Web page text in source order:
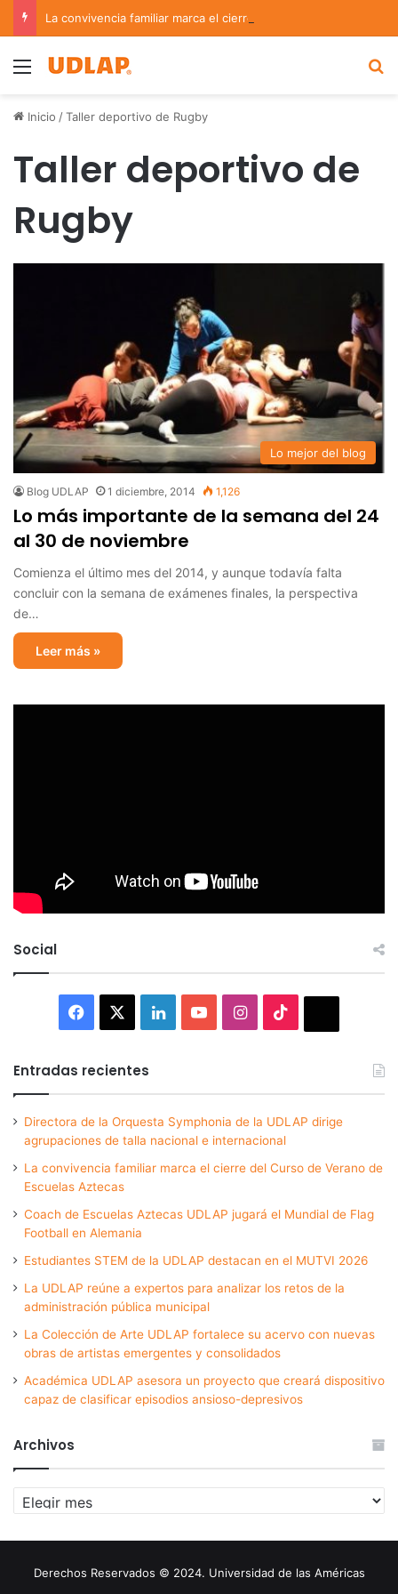
Menu
Inicio /Taller deportivo de Rugby
Taller deportivo de
Rugby
Lo mejor del blog
Blog UDLAP 1 diciembre, 2014 1,126
Lo más importante de la semana del 24
al 30 de noviembre
Comienza el último mes del 2014, y aunque todavía falta
concluir con la semana de exámenes finales, la perspectiva
de…
Leer más »
Social
Facebook LinkedInYouTubeInstagram
Entradas recientes
Directora de la Orquesta Symphonia de la UDLAP dirige
agrupaciones de talla nacional e internacional
La convivencia familiar marca el cierre del Curso de Verano de
Escuelas Aztecas
Coach de Escuelas Aztecas UDLAP jugará el Mundial de Flag
Football en Alemania
Estudiantes STEM de la UDLAP destacan en el MUTVI 2026
La UDLAP reúne a expertos para analizar los retos de la
administración pública municipal
La Colección de Arte UDLAP fortalece su acervo con nuevas
obras de artistas emergentes y consolidados
Académica UDLAP asesora un proyecto que creará dispositivo
capaz de clasificar episodios ansioso-depresivos
Archivos
Archivos
Derechos Reservados © 2024. Universidad de las Américas